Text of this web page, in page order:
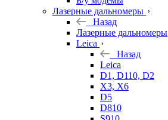
Лазерные дальномеры
Назад
Лазерные дальномеры
Leica
Назад
Leica
D1, D110, D2
X3, X6
D5
D810